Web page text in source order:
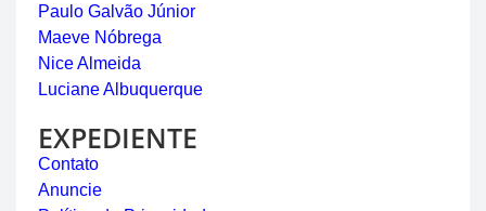
Paulo Galvão Júnior
Maeve Nóbrega
Nice Almeida
Luciane Albuquerque
EXPEDIENTE
Contato
Anuncie